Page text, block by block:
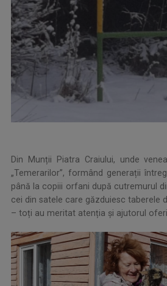
Din Munții Piatra Craiului, unde
„Temerarilor”, formând generații
până la copiii orfani după cutremurul
cei din satele care găzduiesc taberele
– toți au meritat atenția și ajutorul